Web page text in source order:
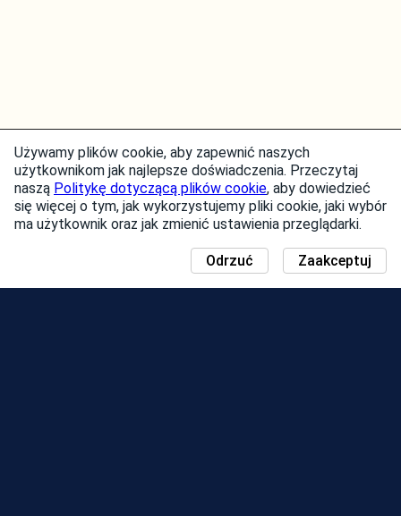
Używamy plików cookie, aby zapewnić naszych
użytkownikom jak najlepsze doświadczenia. Przeczytaj
naszą Politykę dotyczącą plików cookie, aby dowiedzieć
się więcej o tym, jak wykorzystujemy pliki cookie, jaki wybór
ma użytkownik oraz jak zmienić ustawienia przeglądarki.
Zaakceptuj
Odrzuć